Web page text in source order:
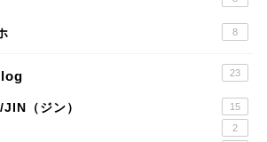
8
23
（ジン） 15
2